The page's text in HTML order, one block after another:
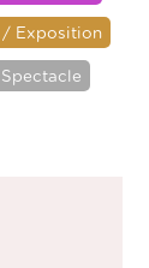
/ Exposition
Spectacle